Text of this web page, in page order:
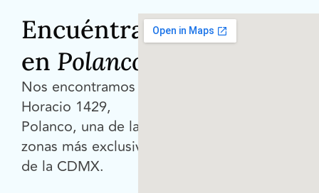
Encuéntranos
en Polanco
Nos encontramos en
Horacio 1429,
Polanco, una de las
zonas más exclusivas
de la CDMX.